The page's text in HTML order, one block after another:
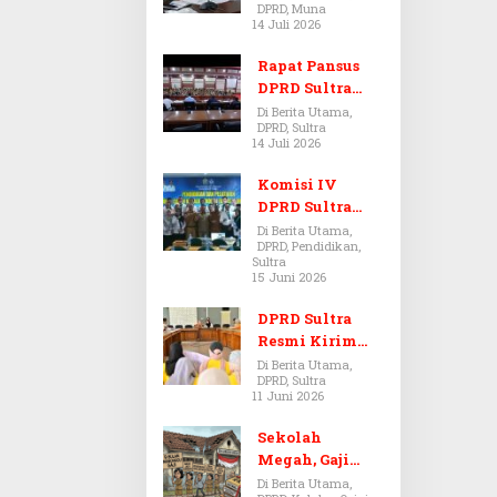
Dugaan Jual
Beli Tanah
Bermasalah di
Muna
DPRD, Muna
14 Juli 2026
Rapat Pansus
DPRD Sultra
Diskors Dua
Kali Akibat
Ketidakhadira
n Pj Sekda
Di Berita Utama,
DPRD, Sultra
14 Juli 2026
Komisi IV
DPRD Sultra
Kawal Hak
Guru,
Rencanakan
Pendidikan
Di Berita Utama,
DPRD, Pendidikan,
Sultra
15 Juni 2026
DPRD Sultra
Resmi Kirim
Aspirasi Tolak
Peraturan
BPOM No. 5
Tahun 2026 ke
Komisi IX DPR
Di Berita Utama,
DPRD, Sultra
11 Juni 2026
Sekolah
Megah, Gaji
Guru Berdarah-
Di Berita Utama,